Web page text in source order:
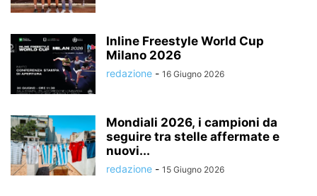
Inline Freestyle World Cup
Milano 2026
redazione - 16 Giugno 2026
Mondiali 2026, i campioni da
seguire tra stelle affermate e
nuovi...
redazione - 15 Giugno 2026